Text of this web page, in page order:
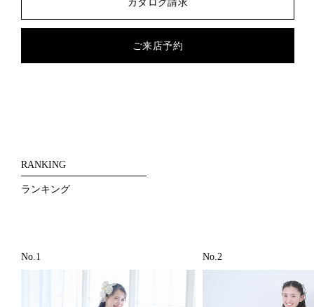
ご来店予約
RANKING
ランキング
No.1 No.2